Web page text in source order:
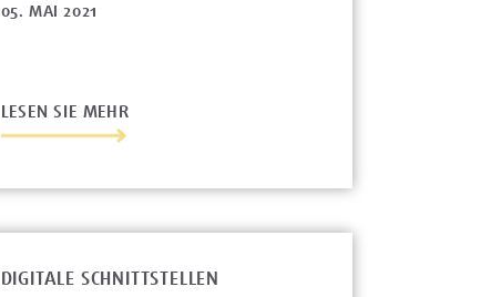
05. MAI 2021
LESEN SIE MEHR
DIGITALE SCHNITTSTELLEN